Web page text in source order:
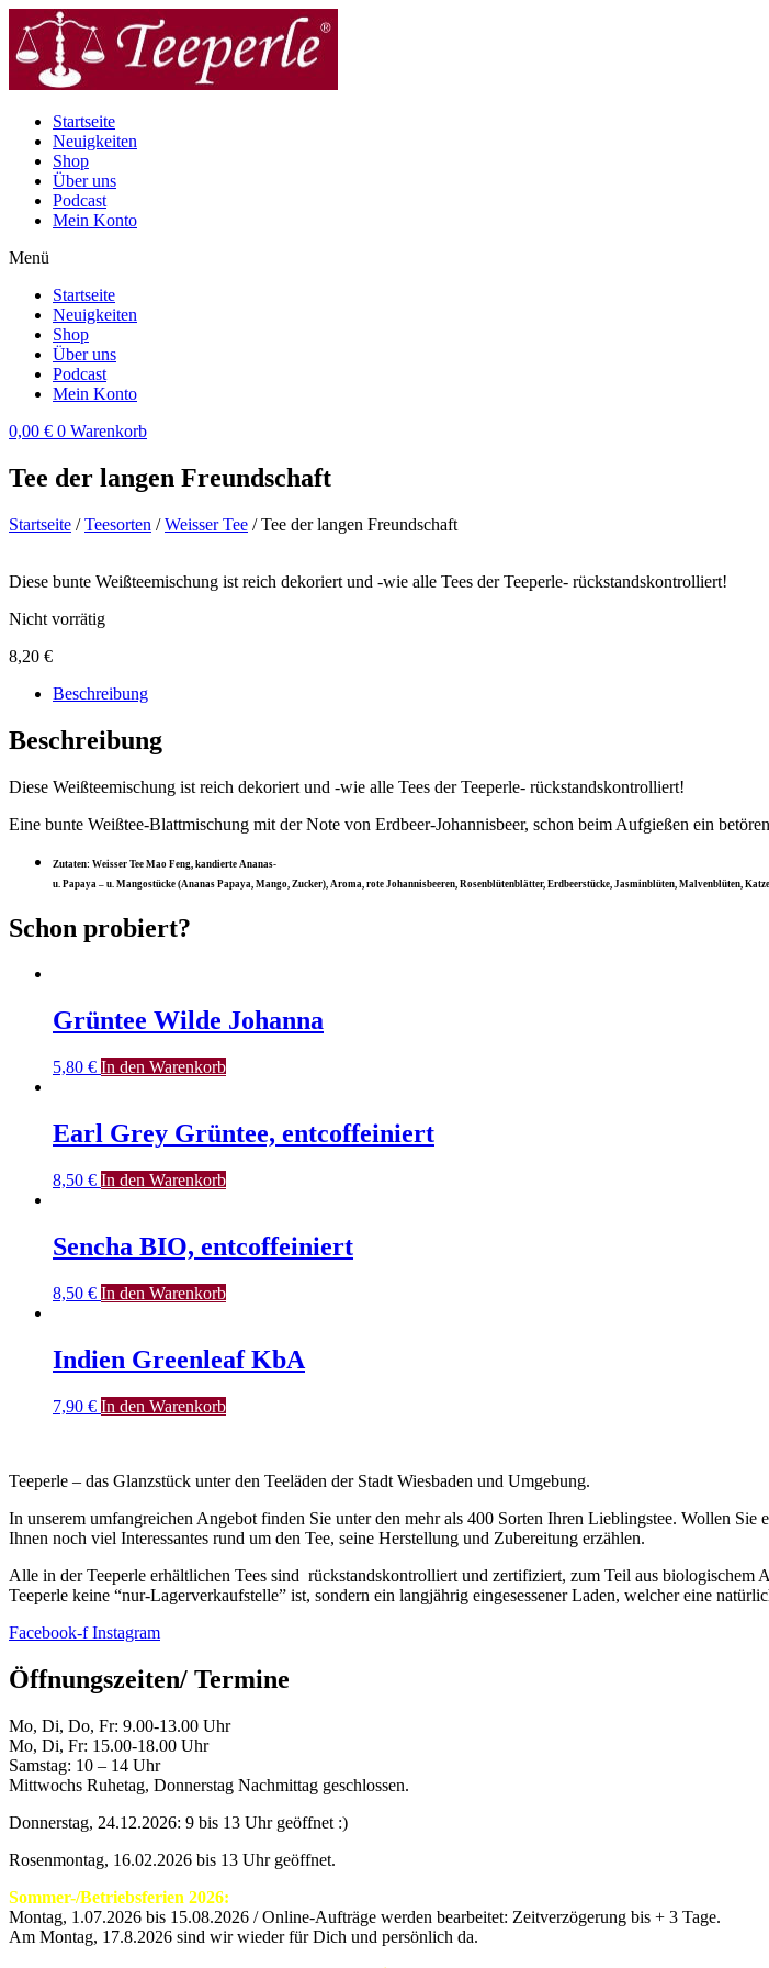
Inhalt
wechseln
Startseite
Neuigkeiten
Shop
Über uns
Podcast
Mein Konto
Menü
Startseite
Neuigkeiten
Shop
Über uns
Podcast
Mein Konto
0,00 € 0 Warenkorb
Tee der langen Freundschaft
Startseite /Teesorten /Weisser Tee / Tee der langen Freundschaft
Diese bunte Weißteemischung ist reich dekoriert und -wie alle Tees der Teeperle- rückstandskontrolliert!
Nicht vorrätig
8,20 €
Beschreibung
Beschreibung
Diese Weißteemischung ist reich dekoriert und -wie alle Tees der Teeperle- rückstandskontrolliert!
Eine bunte Weißtee-Blattmischung mit der Note von Erdbeer-Johannisbeer, schon beim Aufgießen ein
Zutaten: Weisser Tee Mao Feng, kandierte Ananas-
u. Papaya – u. Mangostücke (Ananas Papaya, Mango, Zucker), Aroma, rote Johannisbeeren, Rosenblütenblätter, Erdbeerstücke, Jasminblüten, Malvenblüten,
Schon probiert?
Grüntee Wilde Johanna
5,80 € In den Warenkorb
Earl Grey Grüntee, entcoffeiniert
8,50 € In den Warenkorb
Sencha BIO, entcoffeiniert
8,50 € In den Warenkorb
Indien Greenleaf KbA
7,90 € In den Warenkorb
Teeperle – das Glanzstück unter den Teeläden der Stadt Wiesbaden und Umgebung.
In unserem umfangreichen Angebot finden Sie unter den mehr als 400 Sorten Ihren Lieblingstee. Wollen
Ihnen noch viel Interessantes rund um den Tee, seine Herstellung und Zubereitung erzählen.
Alle in der Teeperle erhältlichen Tees sind rückstandskontrolliert und zertifiziert, zum Teil aus biologischem
Teeperle keine “nur-Lagerverkaufstelle” ist, sondern ein langjährig eingesessener Laden, welcher eine
Facebook-f Instagram
Öffnungszeiten/ Termine
Mo, Di, Do, Fr: 9.00-13.00 Uhr
Mo, Di, Fr: 15.00-18.00 Uhr
Samstag: 10 – 14 Uhr
Mittwochs Ruhetag, Donnerstag Nachmittag geschlossen.
Donnerstag, 24.12.2026: 9 bis 13 Uhr geöffnet :)
Rosenmontag, 16.02.2026 bis 13 Uhr geöffnet.
Sommer-/Betriebsferien 2026:
Montag, 1.07.2026 bis 15.08.2026 / Online-Aufträge werden bearbeitet: Zeitverzögerung bis + 3 Tage.
Am Montag, 17.8.2026 sind wir wieder für Dich und persönlich da.